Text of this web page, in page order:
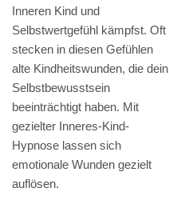
Inneren Kind und
Selbstwertgefühl kämpfst. Oft
stecken in diesen Gefühlen
alte Kindheitswunden, die dein
Selbstbewusstsein
beeinträchtigt haben. Mit
gezielter Inneres-Kind-
Hypnose lassen sich
emotionale Wunden gezielt
auflösen.